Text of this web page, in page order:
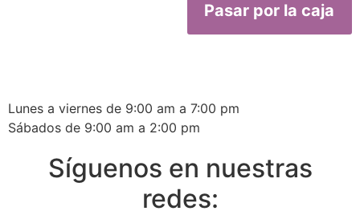
Pasar por la caja
Lunes a viernes de 9:00 am a 7:00 pm
Sábados de 9:00 am a 2:00 pm
Síguenos en nuestras
redes: